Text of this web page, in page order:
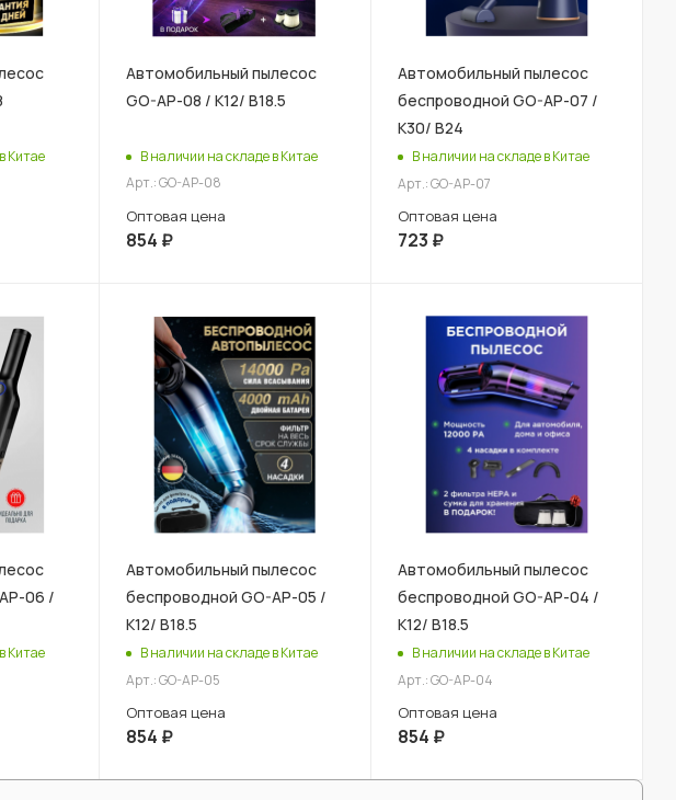
Китае
Автомобильный пылесос
GO-AP-08 / К12/ В18.5
В наличии на складе в Китае
Арт.: GO-AP-08
Оптовая цена
854 ₽
Автомобильный пылесос
беспроводной GO-AP-07 /
К30/ В24
В наличии на складе в Китае
Арт.: GO-AP-07
Оптовая цена
723 ₽
06 /
Китае
Автомобильный пылесос
беспроводной GO-AP-05 /
К12/ В18.5
В наличии на складе в Китае
Арт.: GO-AP-05
Оптовая цена
854 ₽
Автомобильный пылесос
беспроводной GO-AP-04 /
К12/ В18.5
В наличии на складе в Китае
Арт.: GO-AP-04
Оптовая цена
854 ₽